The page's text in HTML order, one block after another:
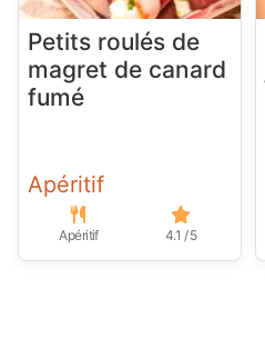
Petits roulés de
magret de canard
fumé
Apéritif
Apéritif 4.1 / 5